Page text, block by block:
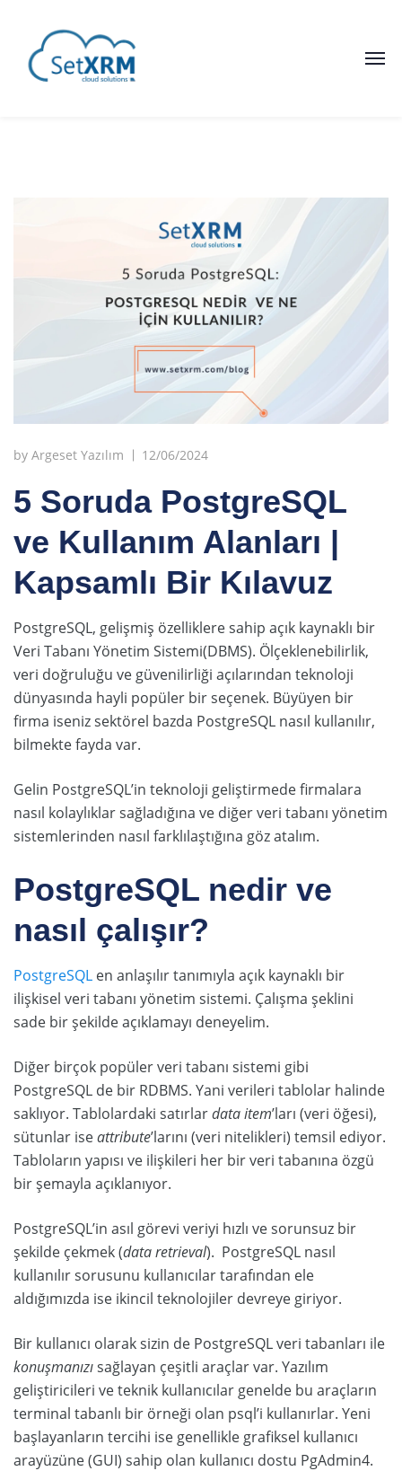
by Argeset Yazılım 12/06/2024
5 Soruda PostgreSQL
ve Kullanım Alanları |
Kapsamlı Bir Kılavuz
PostgreSQL, gelişmiş özelliklere sahip açık kaynaklı bir
Veri Tabanı Yönetim Sistemi(DBMS). Ölçeklenebilirlik,
veri doğruluğu ve güvenilirliği açılarından teknoloji
dünyasında hayli popüler bir seçenek. Büyüyen bir
firma iseniz sektörel bazda PostgreSQL nasıl kullanılır,
bilmekte fayda var.
Gelin PostgreSQL’in teknoloji geliştirmede firmalara
nasıl kolaylıklar sağladığına ve diğer veri tabanı yönetim
sistemlerinden nasıl farklılaştığına göz atalım.
PostgreSQL nedir ve
nasıl çalışır?
PostgreSQL en anlaşılır tanımıyla açık kaynaklı bir
ilişkisel veri tabanı yönetim sistemi. Çalışma şeklini
sade bir şekilde açıklamayı deneyelim.
Diğer birçok popüler veri tabanı sistemi gibi
PostgreSQL de bir RDBMS. Yani verileri tablolar halinde
saklıyor. Tablolardaki satırlardata item’ları (veri öğesi),
sütunlar iseattribute’larını (veri nitelikleri) temsil ediyor.
Tabloların yapısı ve ilişkileri her bir veri tabanına özgü
bir şemayla açıklanıyor.
PostgreSQL’in asıl görevi veriyi hızlı ve sorunsuz bir
şekilde çekmek (data retrieval). PostgreSQL nasıl
kullanılır sorusunu kullanıcılar tarafından ele
aldığımızda ise ikincil teknolojiler devreye giriyor.
Bir kullanıcı olarak sizin de PostgreSQL veri tabanları ile
konuşmanızısağlayan çeşitli araçlar var. Yazılım
geliştiricileri ve teknik kullanıcılar genelde bu araçların
terminal tabanlı bir örneği olan psql’i kullanırlar. Yeni
başlayanların tercihi ise genellikle grafiksel kullanıcı
arayüzüne (GUI) sahip olan kullanıcı dostu PgAdmin4.